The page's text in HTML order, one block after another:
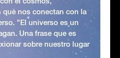
nos conectan con la
"El universo es un
Una frase que es
sobre nuestro lugar